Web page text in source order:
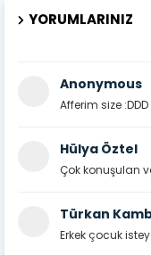
YORUMLARINIZ
Anonymous
Afferim size :DDD
Hülya Öztel
Çok konuşulan
Türkan
Erkek çocuk